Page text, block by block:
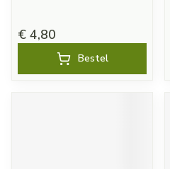
€ 4,80
Bestel